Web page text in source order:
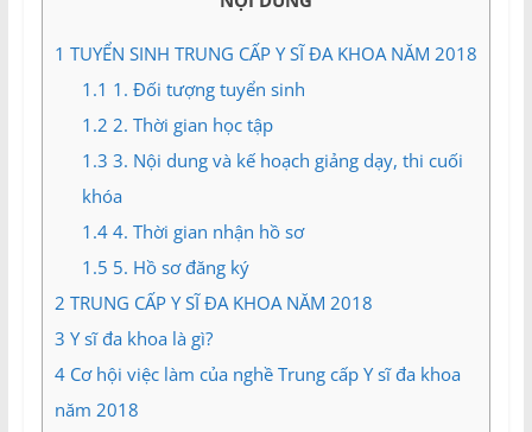
1 TUYỂN SINH TRUNG CẤP Y SĨ ĐA KHOA NĂM 2018
1.1 1. Đối tượng tuyển sinh
1.2 2. Thời gian học tập
1.3 3. Nội dung và kế hoạch giảng dạy, thi cuối
khóa
1.44. Thời gian nhận hồ sơ
1.5 5. Hồ sơ đăng ký
2 TRUNG CẤP Y SĨ ĐA KHOA NĂM 2018
3 Y sĩ đa khoa là gì?
4Cơ hội việc làm của nghề Trung cấp Y sĩ đa khoa
năm 2018